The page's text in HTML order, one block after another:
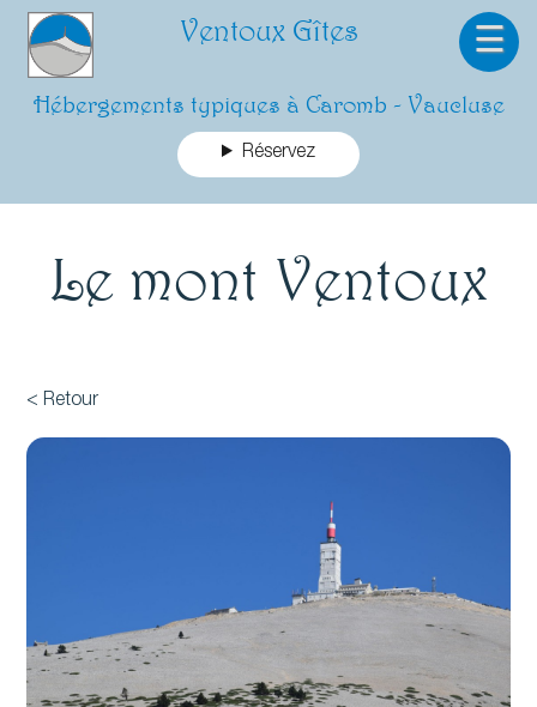
Ventoux Gîtes
Hébergements typiques à Caromb - Vaucluse
☰
Réservez
Le mont Ventoux
< Retour